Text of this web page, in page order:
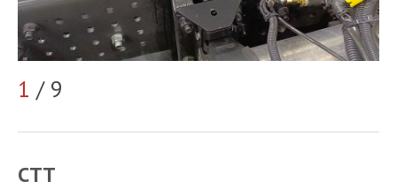
1 / 9
СТТ